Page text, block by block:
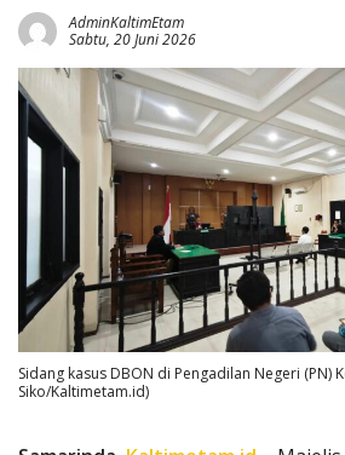
AdminKaltimEtam
Sabtu, 20 Juni 2026
Sidang kasus DBON di Pengadilan Negeri (PN)
Siko/Kaltimetam.id)